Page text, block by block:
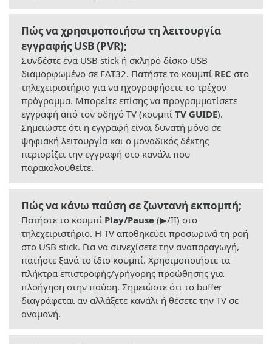
Πώς να χρησιμοποιήσω τη λειτουργία
εγγραφής USB (PVR);
Συνδέστε ένα USB stick ή σκληρό δίσκο USB
διαμορφωμένο σε FAT32. Πατήστε το κουμπί REC στο
τηλεχειριστήριο για να ηχογραφήσετε το τρέχον
πρόγραμμα. Μπορείτε επίσης να προγραμματίσετε
εγγραφή από τον οδηγό TV (κουμπί TV GUIDE).
Σημειώστε ότι η εγγραφή είναι δυνατή μόνο σε
ψηφιακή λειτουργία και ο μοναδικός δέκτης
περιορίζει την εγγραφή στο κανάλι που
παρακολουθείτε.
Πώς να κάνω παύση σε ζωντανή εκπομπή;
Πατήστε το κουμπί Play/Pause (▶/II) στο
τηλεχειριστήριο. Η TV αποθηκεύει προσωρινά τη ροή
στο USB stick. Για να συνεχίσετε την αναπαραγωγή,
πατήστε ξανά το ίδιο κουμπί. Χρησιμοποιήστε τα
πλήκτρα επιστροφής/γρήγορης προώθησης για
πλοήγηση στην παύση. Σημειώστε ότι το buffer
διαγράφεται αν αλλάξετε κανάλι ή θέσετε την TV σε
αναμονή.